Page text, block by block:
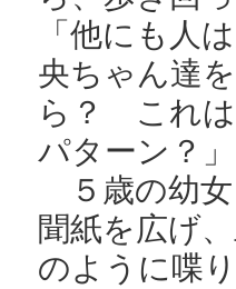
「他にも
央ちゃん達
ら？ これは
パターン？」
５歳の幼
聞紙を広げ
のように喋